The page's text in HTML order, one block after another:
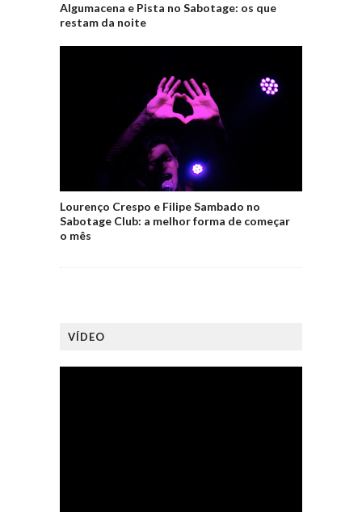
Algumacena e Pista no Sabotage: os que
restam da noite
Lourenço Crespo e Filipe Sambado no
Sabotage Club: a melhor forma de começar
o mês
VÍDEO